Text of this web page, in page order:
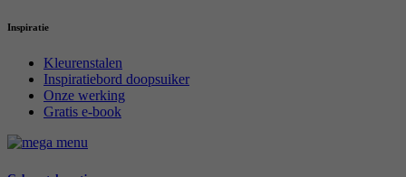
Inspiratie
Kleurenstalen
Inspiratiebord doopsuiker
Onze werking
Gratis e-book